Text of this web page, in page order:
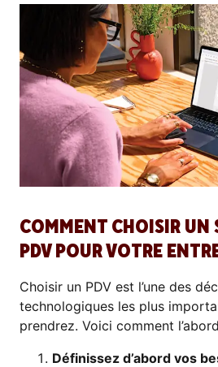
COMMENT CHOISIR UN
PDV POUR VOTRE
Choisir un PDV est l’une des
technologiques les plus
prendrez. Voici comment
Définissez d’abord vos